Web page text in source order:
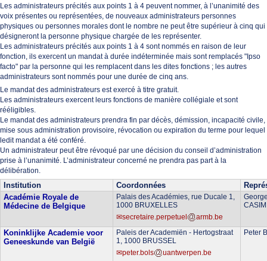
Les administrateurs précités aux points 1 à 4 peuvent nommer, à l’unanimité des
voix présentes ou représentées, de nouveaux administrateurs personnes
physiques ou personnes morales dont le nombre ne peut être supérieur à cinq qui
désigneront la personne physique chargée de les représenter.
Les administrateurs précités aux points 1 à 4 sont nommés en raison de leur
fonction, ils exercent un mandat à durée indéterminée mais sont remplacés "Ipso
facto" par la personne qui les remplacent dans les dites fonctions ; les autres
administrateurs sont nommés pour une durée de cinq ans.
Le mandat des administrateurs est exercé à titre gratuit.
Les administrateurs exercent leurs fonctions de manière collégiale et sont
rééligibles.
Le mandat des administrateurs prendra fin par décès, démission, incapacité civile,
mise sous administration provisoire, révocation ou expiration du terme pour lequel
ledit mandat a été conféré.
Un administrateur peut être révoqué par une décision du conseil d’administration
prise à l’unanimité. L’administrateur concerné ne prendra pas part à la
délibération.
Institution Coordonnées
Académie Royale de
Médecine de Belgique
Palais des Académies, rue Ducale 1,
1000 BRUXELLES
secretaire.perpetuel
armb.be
Koninklijke Academie voor
Geneeskunde van België
Paleis der Academiën - Hertogstraat
1, 1000 BRUSSEL
peter.bols
uantwerpen.be
Peter